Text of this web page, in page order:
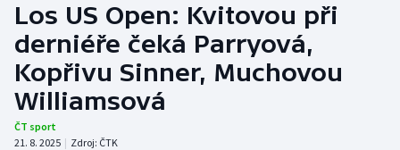
ME v plavání
Fotbal
Hokej
Los US Open: Kvitovou při
derniéře čeká Parryová,
Kopřivu Sinner, Muchovou
Williamsová
ČT sport
21. 8. 2025 | Zdroj: ČTK